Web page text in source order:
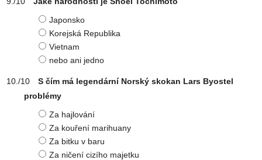
Japonsko
Korejská Republika
Vietnam
nebo ani jedno
S čím má legendární Norský skokan Lars Byostel
problémy
Za hajlování
Za kouření marihuany
Za bitku v baru
Za ničení cizího majetku